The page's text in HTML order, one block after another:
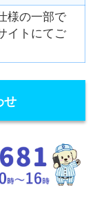
様の一部で
イトにてご
せ